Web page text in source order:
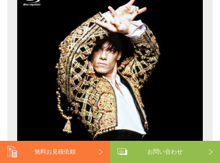
無料お見積依頼 お問い合わせ